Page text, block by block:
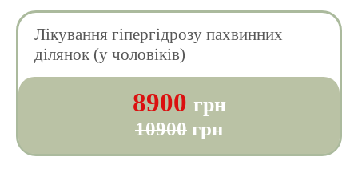
Лікування гіпергідрозу пахвинних
ділянок (у чоловіків)
8900 грн
10900 грн